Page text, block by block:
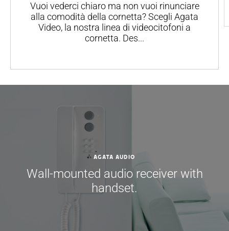
Vuoi vederci chiaro ma non vuoi rinunciare
alla comodità della cornetta? Scegli Agata
Video, la nostra linea di videocitofoni a
cornetta. Des...
AGATA AUDIO
Wall-mounted audio receiver with
handset.